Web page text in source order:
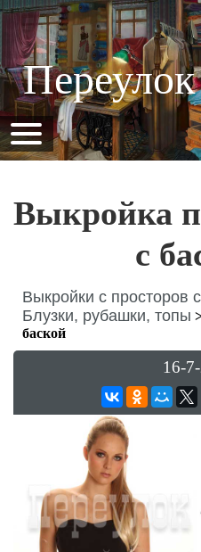
Выкройка
с
Выкройки с просторов
Блузки, рубашки, топы
баской
16-